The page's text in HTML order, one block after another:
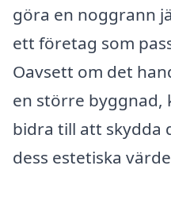
göra en noggrann
ett företag som
Oavsett om det
en större byggnad,
bidra till att skydda
dess estetiska